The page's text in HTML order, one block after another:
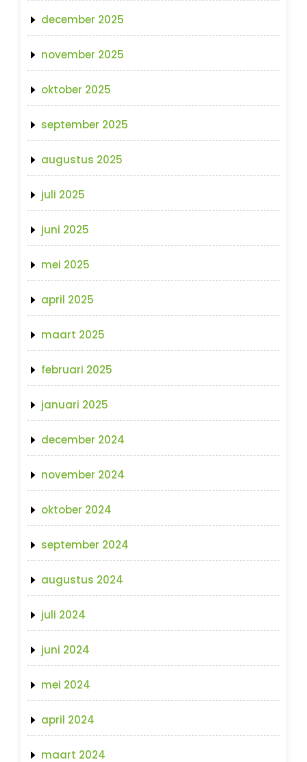
december 2025
november 2025
oktober 2025
september 2025
augustus 2025
juli 2025
juni 2025
mei 2025
april 2025
maart 2025
februari 2025
januari 2025
december 2024
november 2024
oktober 2024
september 2024
augustus 2024
juli 2024
juni 2024
mei 2024
april 2024
maart 2024